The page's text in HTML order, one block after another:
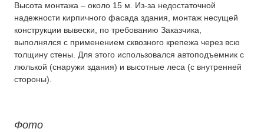
Высота монтажа – около 15 м. Из-за недостаточной
надежности кирпичного фасада здания, монтаж несущей
конструкции вывески, по требованию Заказчика,
выполнялся с применением сквозного крепежа через всю
толщину стены. Для этого использовался автоподъемник с
люлькой (снаружи здания) и высотные леса (с внутренней
стороны).
Фото